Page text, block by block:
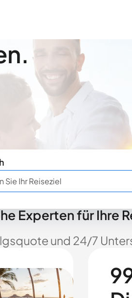
Experten für Ihre
und 24/7